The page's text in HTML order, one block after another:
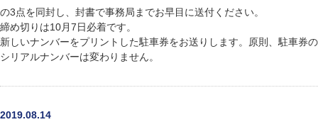
の3点を同封し、封書で事務局までお早目に送付ください。
締め切りは10月7日必着です。
新しいナンバーをプリントした駐車券をお送りします。原則、駐車券の
シリアルナンバーは変わりません。
2019.08.14